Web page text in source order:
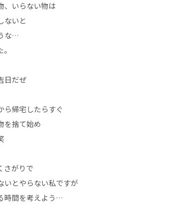
、いらない物は
ないと
な…
日だぜ
ら帰宅したらすぐ
を捨て始め
さがりで
いとやらない私ですが
時間を考えよう…